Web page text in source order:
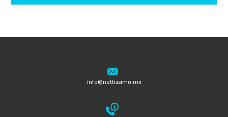
info@nettissimo.mx